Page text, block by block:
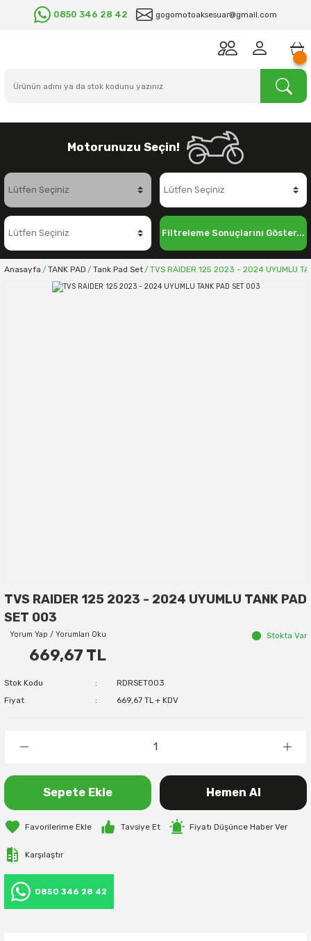
0850 346 28 42 gogomotoaksesuar@gmail.com
Motorunuzu Seçin!
Filtreleme Sonuçlarını Göster...
Anasayfa TANK PAD Tank Pad Set TVS RAIDER 125 2023 - 2024 UYUMLU
TVS RAIDER 125 2023 - 2024 UYUMLU TANK PAD
SET 003
Yorum Yap / Yorumları Oku Stokta Var
669,67 TL
Stok Kodu
RDRSET003
Fiyat
669,67 TL + KDV
Sepete Ekle Hemen Al
Tavsiye Et Fiyatı Düşünce Haber Ver
Karşılaştır
0850 346 28 42